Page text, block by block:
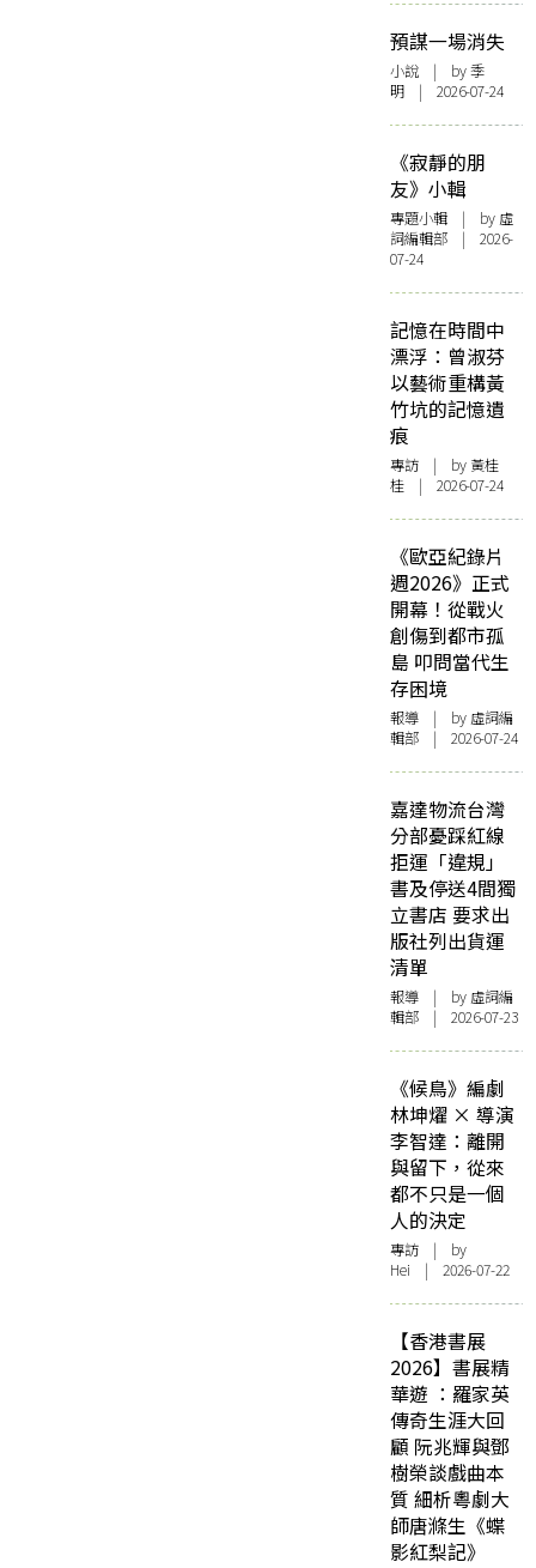
預謀一場消失
小說 | by 季
明 | 2026-07-24
《寂靜的朋
友》小輯
專題小輯 | by 虛
詞編輯部 | 2026-
07-24
記憶在時間中
漂浮：曾淑芬
以藝術重構黃
竹坑的記憶遺
痕
專訪 | by 黃桂
桂 | 2026-07-24
《歐亞紀錄片
週2026》正式
開幕！從戰火
創傷到都市孤
島 叩問當代生
存困境
報導 | by 虛詞編
輯部 | 2026-07-24
嘉達物流台灣
分部憂踩紅線
拒運「違規」
書及停送4間獨
立書店 要求出
版社列出貨運
清單
報導 | by 虛詞編
輯部 | 2026-07-23
《候鳥》編劇
林坤燿 × 導演
李智達：離開
與留下，從來
都不只是一個
人的決定
專訪 | by
Hei | 2026-07-22
【香港書展
2026】書展精
華遊 ：羅家英
傳奇生涯大回
顧 阮兆輝與鄧
樹榮談戲曲本
質 細析粵劇大
師唐滌生《蝶
影紅梨記》